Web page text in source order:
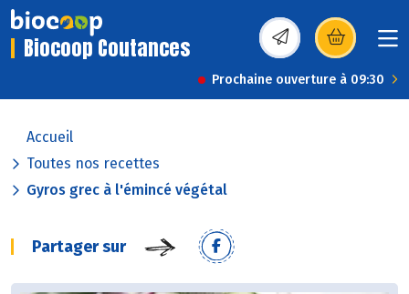
Biocoop Coutances (s’ouvre dans une
Prochaine ouverture à 09:30
Accueil
Toutes nos recettes
Gyros grec à l'émincé végétal
Partager sur